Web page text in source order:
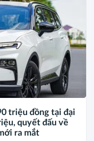
triệu đồng tại đại
quyết đấu về
ra mắt